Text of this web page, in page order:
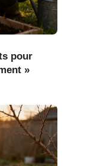
pour
»